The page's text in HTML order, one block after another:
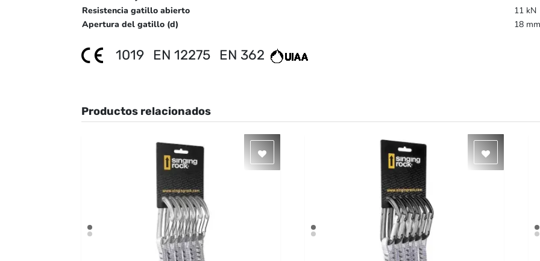
Resistencia gatillo abierto
11 kN
Apertura del gatillo (d)
18 mm
1019 EN 12275 EN 362
Productos relacionados